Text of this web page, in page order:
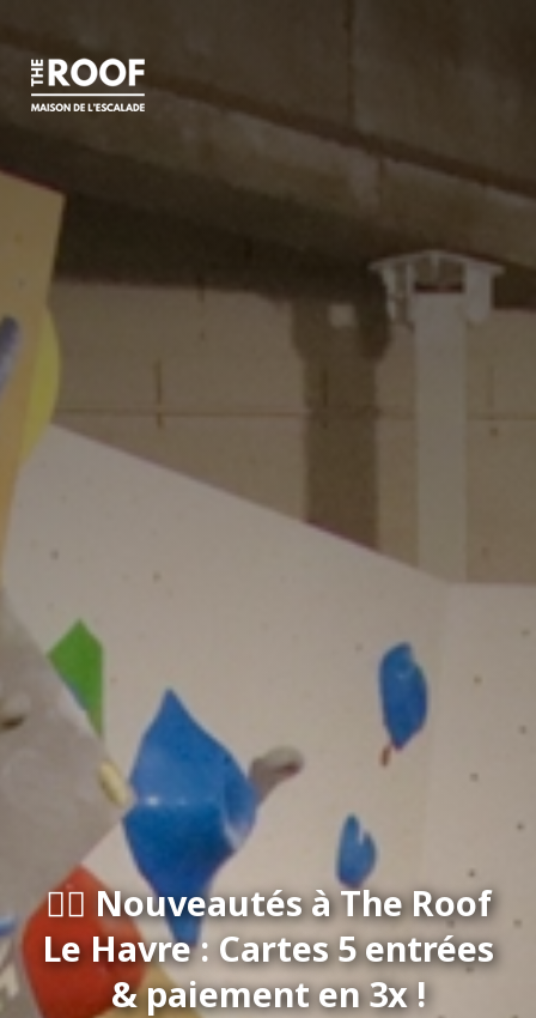
🧗‍♀️ Nouveautés à The Roof
Le Havre : Cartes 5 entrées
& paiement en 3x !